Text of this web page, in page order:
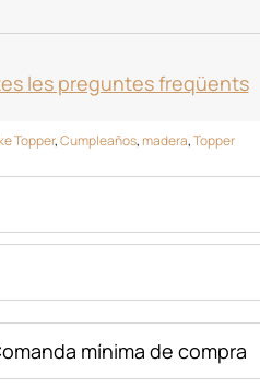
les preguntes freqüents
Topper,Cumpleaños,madera,Topper
mínima de compra